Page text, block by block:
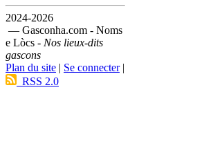
2024-2026
— Gasconha.com - Noms
e Lòcs - Nos lieux-dits
gascons
Plan du site | Se connecter|
RSS 2.0